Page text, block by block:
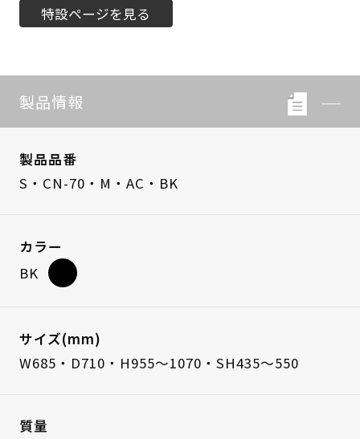
特設ページを見る
製品情報
製品品番
S・CN-70・M・AC・BK
カラー
BK
サイズ(mm)
W685・D710・H955～1070・SH435～550
質量